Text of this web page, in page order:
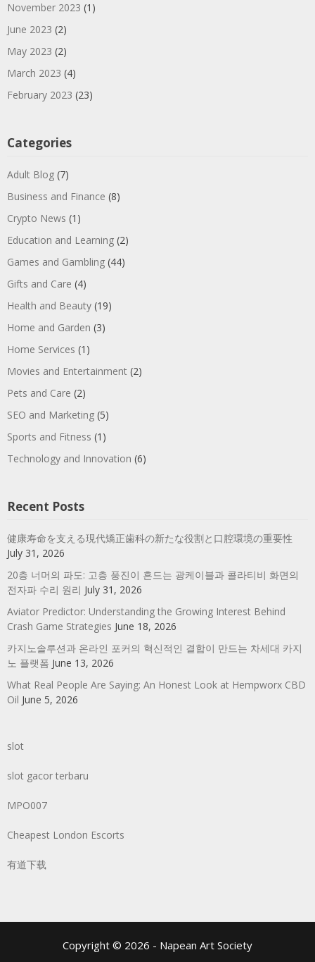
November 2023 (1)
June 2023 (2)
May 2023 (2)
March 2023 (4)
February 2023 (23)
Categories
Adult Blog (7)
Business and Finance (8)
Crypto News (1)
Education and Learning (2)
Games and Gambling (44)
Gifts and Care (4)
Health and Beauty (19)
Home and Garden (3)
Home Services (1)
Movies and Entertainment (2)
Pets and Care (2)
SEO and Marketing (5)
Sports and Fitness (1)
Technology and Innovation (6)
Recent Posts
健康寿命を支える現代矯正歯科の新たな役割と口腔環境の重要性
July 31, 2026
20층 너머의 파도: 고층 풍진이 흔드는 광케이블과 콜라티비 화면의
전자파 수리 원리 July 31, 2026
Aviator Predictor: Understanding the Growing Interest Behind
Crash Game Strategies June 18, 2026
카지노솔루션과 온라인 포커의 혁신적인 결합이 만드는 차세대 카지
노 플랫폼 June 13, 2026
What Real People Are Saying: An Honest Look at Hempworx CBD
Oil June 5, 2026
slot
slot gacor terbaru
MPO007
Cheapest London Escorts
有道下载
Copyright © 2026 - Napean Art Society